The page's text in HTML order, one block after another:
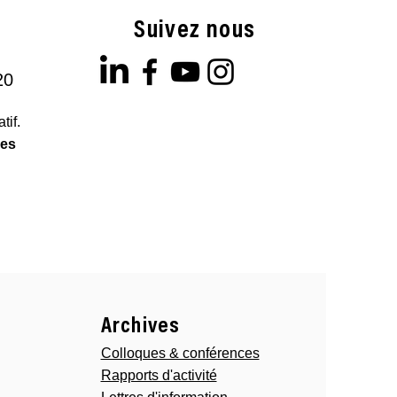
Suivez nous
Archives
Colloques & conférences
Rapports d'activité